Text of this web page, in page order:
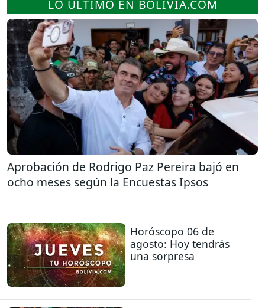
LO ÚLTIMO EN BOLIVIA.COM
Aprobación de Rodrigo Paz Pereira bajó en
ocho meses según la Encuestas Ipsos
Horóscopo 06 de
agosto: Hoy tendrás
una sorpresa